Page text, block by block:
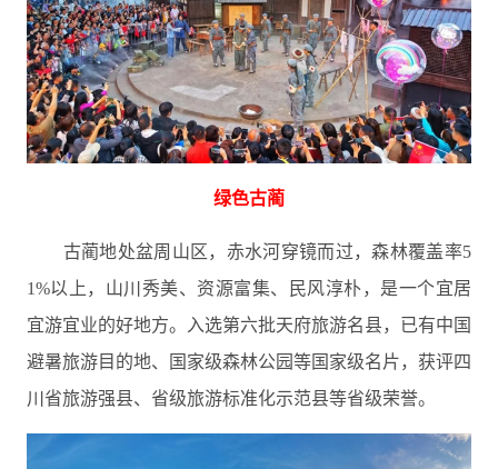
绿色古蔺
古蔺地处盆周山区，赤水河穿镜而过，森林覆盖率5
1%以上，山川秀美、资源富集、民风淳朴，是一个宜居
宜游宜业的好地方。入选第六批天府旅游名县，已有中国
避暑旅游目的地、国家级森林公园等国家级名片，获评四
川省旅游强县、省级旅游标准化示范县等省级荣誉。